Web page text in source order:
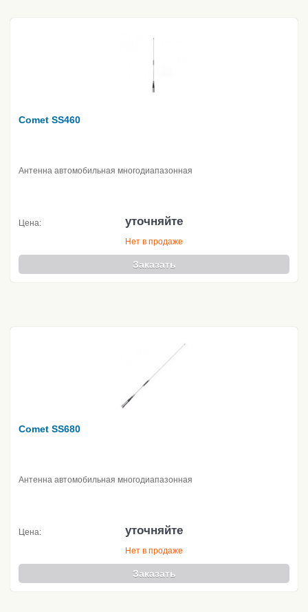
Comet SS460
Антенна автомобильная многодиапазонная
Цена: уточняйте
Нет в продаже
Заказать
Comet SS680
Антенна автомобильная многодиапазонная
Цена: уточняйте
Нет в продаже
Заказать